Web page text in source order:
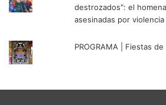
destrozados": el
asesinadas por
PROGRAMA | Fiestas